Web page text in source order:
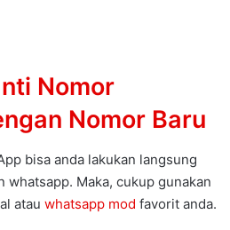
Nomor
Nomor Baru
bisa anda lakukan langsung
whatsapp. Maka, cukup gunakan
atau whatsapp mod favorit anda.